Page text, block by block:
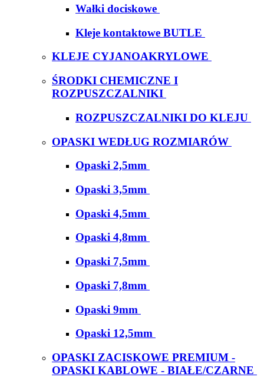
Wałki dociskowe
Kleje kontaktowe BUTLE
KLEJE CYJANOAKRYLOWE
ŚRODKI CHEMICZNE I
ROZPUSZCZALNIKI
ROZPUSZCZALNIKI DO KLEJU
OPASKI WEDŁUG ROZMIARÓW
Opaski 2,5mm
Opaski 3,5mm
Opaski 4,5mm
Opaski 4,8mm
Opaski 7,5mm
Opaski 7,8mm
Opaski 9mm
Opaski 12,5mm
OPASKI ZACISKOWE PREMIUM -
OPASKI KABLOWE - BIAŁE/CZARNE